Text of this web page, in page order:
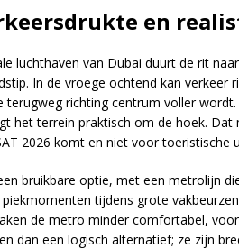
en
luchthaven van Dubai duurt de rit
In de vroege ochtend kan verkeer
terugweg richting centrum voller
het terrein praktisch om de hoek.
2026 komt en niet voor toeristische
bruikbare optie, met een metrolijn
tijdens grote
de metro minder comfortabel,
dan een logisch alternatief; ze zijn